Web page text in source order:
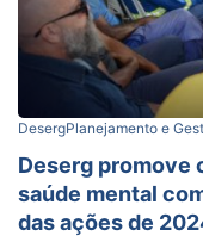
DesergPlanejamento e
Deserg promove
saúde mental
das ações de